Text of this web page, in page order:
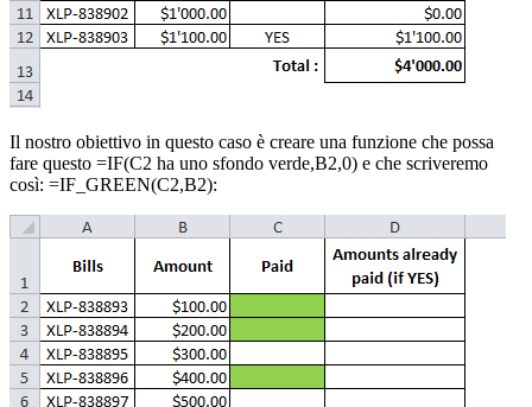
Il nostro obiettivo in questo caso è creare una funzione che possa
fare questo =IF(C2 ha uno sfondo verde,B2,0) e che scriveremo
così: =IF_GREEN(C2,B2):